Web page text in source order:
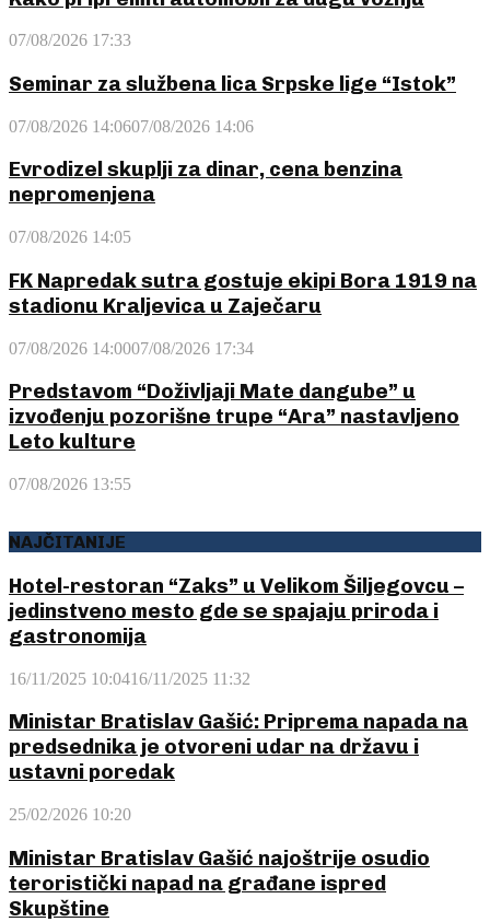
07/08/2026 17:33
Seminar za službena lica Srpske lige “Istok”
07/08/2026 14:0607/08/2026 14:06
Evrodizel skuplji za dinar, cena benzina
nepromenjena
07/08/2026 14:05
FK Napredak sutra gostuje ekipi Bora 1919 na
stadionu Kraljevica u Zaječaru
07/08/2026 14:0007/08/2026 17:34
Predstavom “Doživljaji Mate dangube” u
izvođenju pozorišne trupe “Ara” nastavljeno
Leto kulture
07/08/2026 13:55
NAJČITANIJE
Hotel-restoran “Zaks” u Velikom Šiljegovcu –
jedinstveno mesto gde se spajaju priroda i
gastronomija
16/11/2025 10:0416/11/2025 11:32
Ministar Bratislav Gašić: Priprema napada na
predsednika je otvoreni udar na državu i
ustavni poredak
25/02/2026 10:20
Ministar Bratislav Gašić najoštrije osudio
teroristički napad na građane ispred
Skupštine